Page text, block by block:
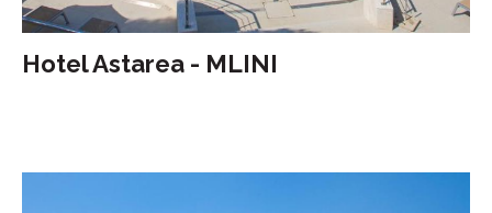
Hotel Astarea - MLINI